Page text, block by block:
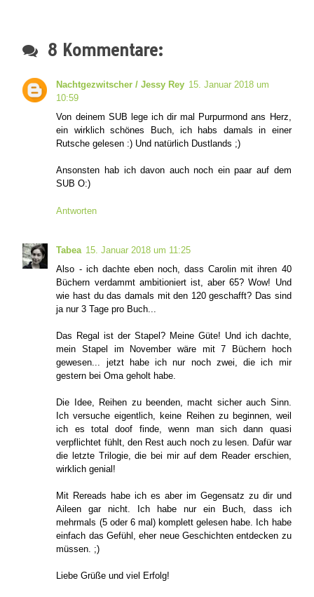
8 Kommentare:
Nachtgezwitscher / Jessy Rey 15. Januar 2018 um
10:59
Von deinem SUB lege ich dir mal Purpurmond ans Herz,
ein wirklich schönes Buch, ich habs damals in einer
Rutsche gelesen :) Und natürlich Dustlands ;)
Ansonsten hab ich davon auch noch ein paar auf dem
SUB O:)
Antworten
Tabea 15. Januar 2018 um 11:25
Also - ich dachte eben noch, dass Carolin mit ihren 40
Büchern verdammt ambitioniert ist, aber 65? Wow! Und
wie hast du das damals mit den 120 geschafft? Das sind
ja nur 3 Tage pro Buch...
Das Regal ist der Stapel? Meine Güte! Und ich dachte,
mein Stapel im November wäre mit 7 Büchern hoch
gewesen... jetzt habe ich nur noch zwei, die ich mir
gestern bei Oma geholt habe.
Die Idee, Reihen zu beenden, macht sicher auch Sinn.
Ich versuche eigentlich, keine Reihen zu beginnen, weil
ich es total doof finde, wenn man sich dann quasi
verpflichtet fühlt, den Rest auch noch zu lesen. Dafür war
die letzte Trilogie, die bei mir auf dem Reader erschien,
wirklich genial!
Mit Rereads habe ich es aber im Gegensatz zu dir und
Aileen gar nicht. Ich habe nur ein Buch, dass ich
mehrmals (5 oder 6 mal) komplett gelesen habe. Ich habe
einfach das Gefühl, eher neue Geschichten entdecken zu
müssen. ;)
Liebe Grüße und viel Erfolg!